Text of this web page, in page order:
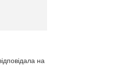
на